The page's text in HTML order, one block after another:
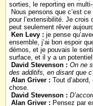
sorties, le reporting en
Nous pensons que c’est
pour l’extensibilité. Je crois
peut seulement rêver
Ken Levy : je pense
ensemble, j’ai bon espoir
démos, et je pouvais le
surface, et il y a un
David Stevenson : On ne
des additifs, en disant que
Alan Griver : Tout
chose.
David Stevenson :
Alan Griver : Pensez par